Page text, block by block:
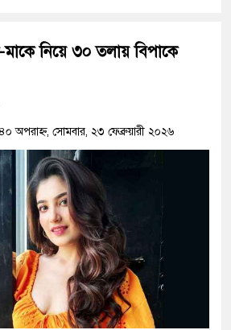
নিয়ে ৩০ তলায় বিপাকে
সোমবার, ২৩ ফেব্রুয়ারী ২০২৬